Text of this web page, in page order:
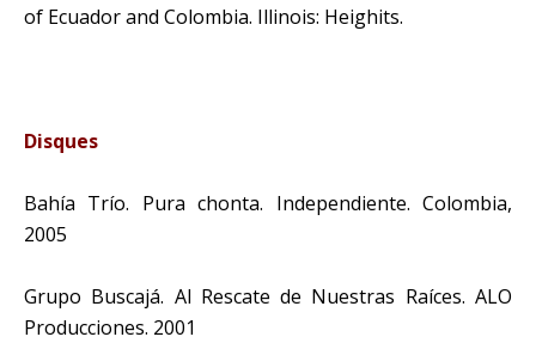
of Ecuador and Colombia. Illinois: Heighits.
Disques
Bahía Trío. Pura chonta. Independiente. Colombia,
2005
Grupo Buscajá. Al Rescate de Nuestras Raíces. ALO
Producciones. 2001